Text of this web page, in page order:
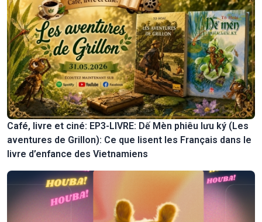
Café, livre et ciné: EP3-LIVRE: Dế Mèn phiêu lưu ký (Les
aventures de Grillon): Ce que lisent les Français dans le
livre d’enfance des Vietnamiens